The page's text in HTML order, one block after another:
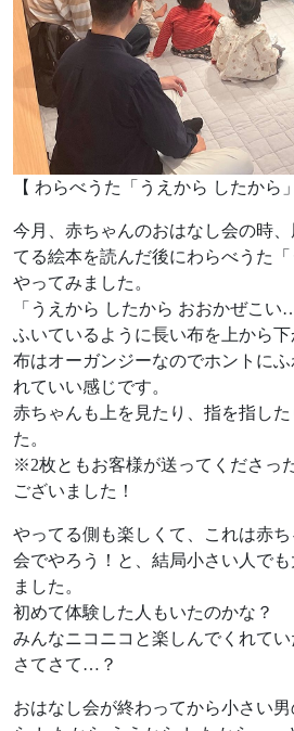
【 わらべうた「うえから したから
今月、赤ちゃんのおはなし会の時
てる絵本を読んだ後にわらべうた
やってみました。
「うえから したから おおかぜこ
ふいているように長い布を上から下
布はオーガンジーなのでホントにふ
れていい感じです。
赤ちゃんも上を見たり、指を指し
た。
※2枚ともお客様が送ってくださっ
ございました！
やってる側も楽しくて、これは赤
会でやろう！と、結局小さい人で
ました。
初めて体験した人もいたのかな？
みんなニコニコと楽しんでくれて
さてさて…？
おはなし会が終わってから小さい